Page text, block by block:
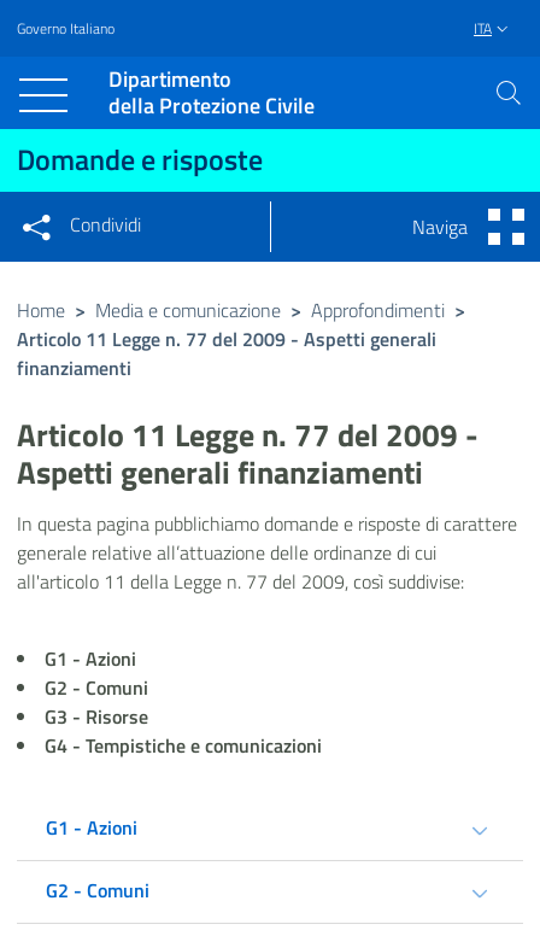
Vai al contenuto principale
Raggiungi il piè di pagina
Governo Italiano ITA
Dipartimento
della Protezione Civile
Domande e risposte
Condividi su Facebook
Condividi su Twitter
Condividi su LinkedIn
Condividi
Condividi sui social network
Naviga
Home > Media e comunicazione > Approfondimenti >
Articolo 11 Legge n. 77 del 2009 - Aspetti generali
finanziamenti
Articolo 11 Legge n. 77 del 2009 -
Aspetti generali finanziamenti
In questa pagina pubblichiamo domande e risposte di carattere
generale relative all’attuazione delle ordinanze di cui
all'articolo 11 della Legge n. 77 del 2009, così suddivise:
G1 - Azioni
G2 - Comuni
G3 - Risorse
G4 - Tempistiche e comunicazioni
G1 - Azioni
G2 - Comuni